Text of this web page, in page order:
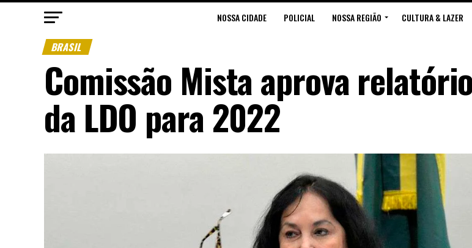
NOSSA CIDADE POLICIAL NOSSA REGIÃO CULTURA & LAZER
BRASIL
Comissão Mista aprova
da LDO para 2022